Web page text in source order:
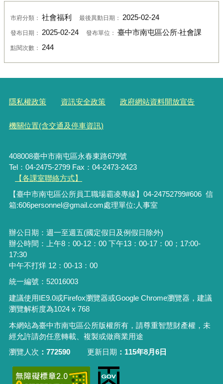
市府分類： 社會福利 最後異動日期： 2025-02-24
發布日期： 2025-02-24 發布單位： 臺中市南屯區公所‧社會課
點閱次數： 244
隱私權政策 資訊安全政策 政府網站資料開放宣告
機關位置(含交通及停車資訊)
408008臺中市南屯區永春東路679號
Tel：04-2475-2799 Fax：04-2473-2423
【各課室聯絡方式】
【臺中市南屯區公所員工職場霸凌專線】04-24752799#606 信
箱:606personnel@gmail.com處理單位:人事室
辦公日期：週一至週五(國定假日及例假日除外)
辦公時間：上午8：00-12：00 下午13：00-17：00；17:00-
17:30
中午不打烊 12：00-13：00
統一編號：52016003
建議使用IE9.0或Firefox瀏覽器或Google Chrome瀏覽器，建議
瀏覽解析度為1024 x 768
本網站為臺中市南屯區公所版權所有，請尊重智慧財產權，未
經允許請勿任意轉載、複製或做商業用途
瀏覽人次
772590 更新日期 115年8月6日